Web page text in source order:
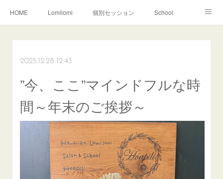
HOME Lomilomi 個別セッション School
School無料説明会
2025.12.28 12:43
”今、ここ”マインドフルな時
間～年末のご挨拶～